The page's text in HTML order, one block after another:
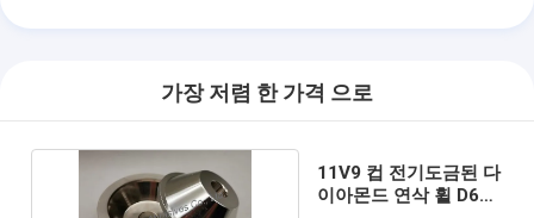
가장 저렴 한 가격 으로
11V9 컵 전기도금된 다
이아몬드 연삭 휠 D600